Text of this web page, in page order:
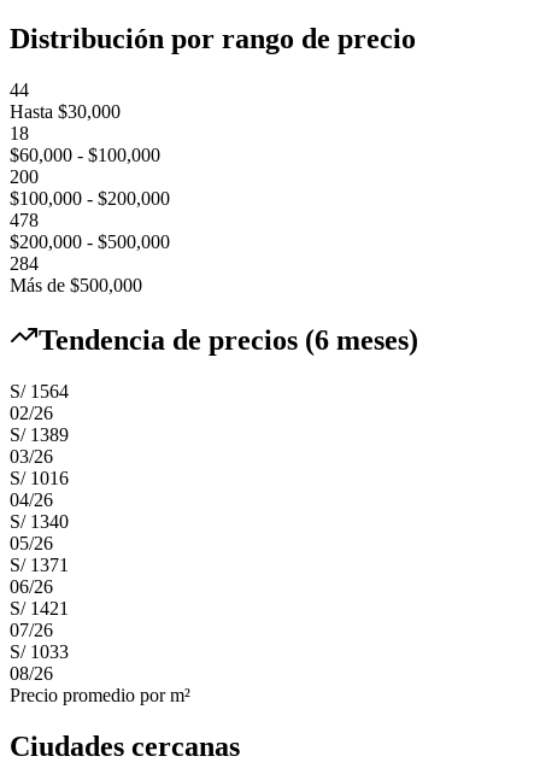
Distribución por rango de precio
44
Hasta $30,000
18
$60,000 - $100,000
200
$100,000 - $200,000
478
$200,000 - $500,000
284
Más de $500,000
Tendencia de precios (6 meses)
S/ 1564
02/26
S/ 1389
03/26
S/ 1016
04/26
S/ 1340
05/26
S/ 1371
06/26
S/ 1421
07/26
S/ 1033
08/26
Precio promedio por m²
Ciudades cercanas